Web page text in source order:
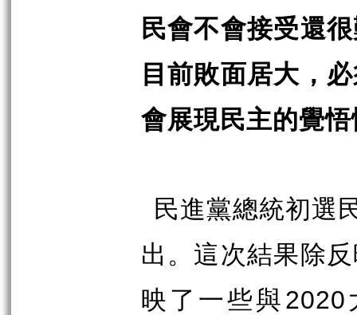
民會不會接受還
目前敗面居大，
會展現民主的覺
民進黨總統初選
出。這次結果除
映了一些與2020